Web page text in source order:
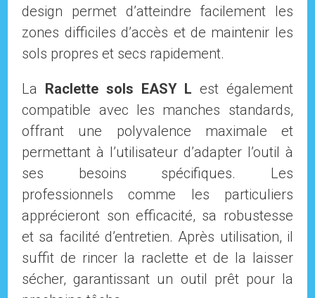
design permet d’atteindre facilement les
zones difficiles d’accès et de maintenir les
sols propres et secs rapidement.
La Raclette sols EASY L est également
compatible avec les manches standards,
offrant une polyvalence maximale et
permettant à l’utilisateur d’adapter l’outil à
ses besoins spécifiques. Les
professionnels comme les particuliers
apprécieront son efficacité, sa robustesse
et sa facilité d’entretien. Après utilisation, il
suffit de rincer la raclette et de la laisser
sécher, garantissant un outil prêt pour la